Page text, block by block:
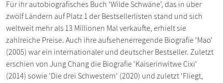
Für ihr autobiografisches Buch 'Wilde Schwäne', das in über
zwölf Ländern auf Platz 1 der Bestsellerlisten stand und sich
weltweit mehr als 13 Millionen Mal verkaufte, erhielt sie
zahlreiche Preise. Auch ihre aufsehenerregende Biografie 'Mao'
(2005) war ein internationaler und deutscher Bestseller. Zuletzt
erschien von Jung Chang die Biografie 'Kaiserinwitwe Cixi'
(2014) sowie 'Die drei Schwestern' (2020) und zuletzt 'Fliegt,